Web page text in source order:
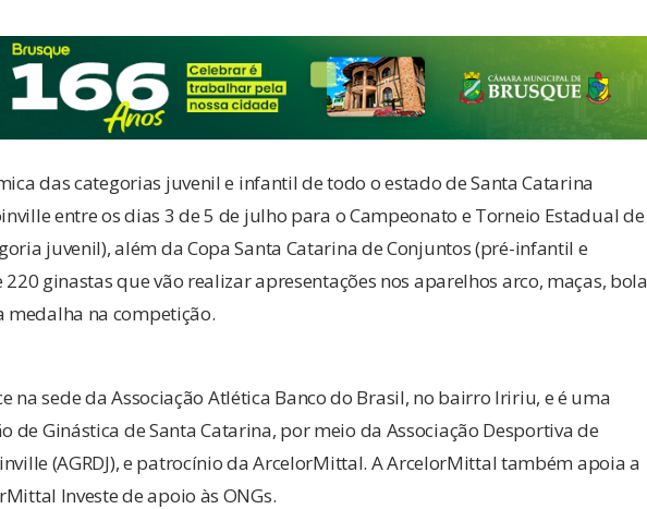
das categorias juvenil e infantil de todo o estado de Santa Catarina
entre os dias 3 de 5 de julho para o Campeonato e Torneio Estadual de
juvenil), além da Copa Santa Catarina de Conjuntos (pré-infantil e
220 ginastas que vão realizar apresentações nos aparelhos arco, maças, bola
medalha na competição.
na sede da Associação Atlética Banco do Brasil, no bairro Iririu, e é uma
de Ginástica de Santa Catarina, por meio da Associação Desportiva de
(AGRDJ), e patrocínio da ArcelorMittal. A ArcelorMittal também apoia a
Investe de apoio às ONGs.